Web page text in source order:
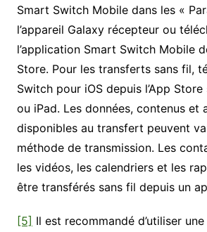
Smart Switch Mobile dans les «
l’appareil Galaxy récepteur ou
l’application Smart Switch Mobile
Store. Pour les transferts sans fil,
Switch pour iOS depuis l’App
ou iPad. Les données, contenus et
disponibles au transfert peuvent
méthode de transmission. Les
les vidéos, les calendriers et les
être transférés sans fil depuis un
[5] Il est recommandé d’utiliser